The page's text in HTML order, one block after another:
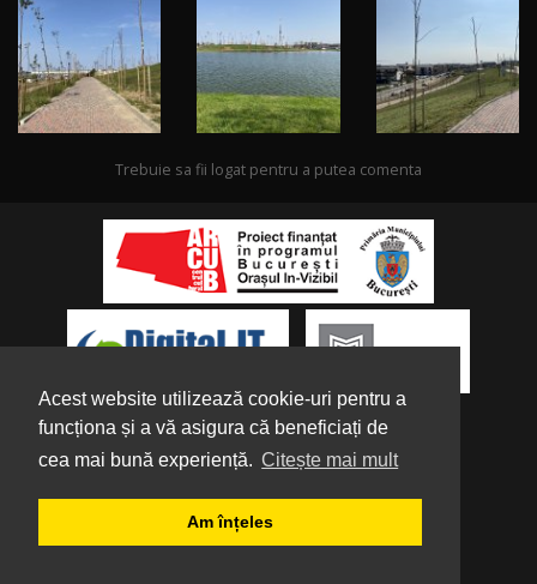
Acest website utilizează cookie-uri pentru a
funcționa și a vă asigura că beneficiați de
cea mai bună experiență. Citește mai mult
Am înțeles
Trebuie sa fii logat pentru a putea comenta
Despre noi | Parteneri
Confidențialitate | Termeni și condiții | Tutorial